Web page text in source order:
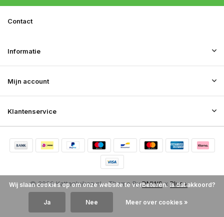
Klantenservice
Mijn account
Informatie
Contact
© 2026 Kattenluiken.nl - Theme ByDMWSx Plus+
Wij slaan cookies op om onze website te verbeteren. Is dat akkoord?
Ja Nee Meer over cookies »